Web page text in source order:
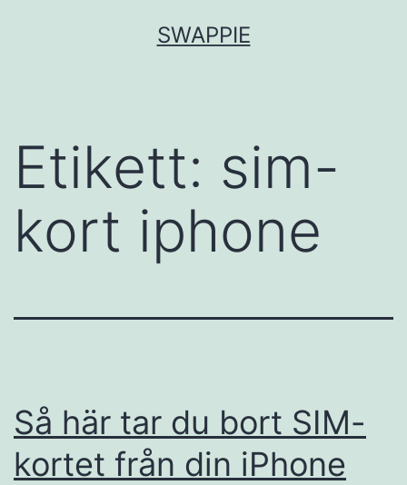
SWAPPIE
Etikett: sim-
kort iphone
Så här tar du bort SIM-
kortet från din iPhone